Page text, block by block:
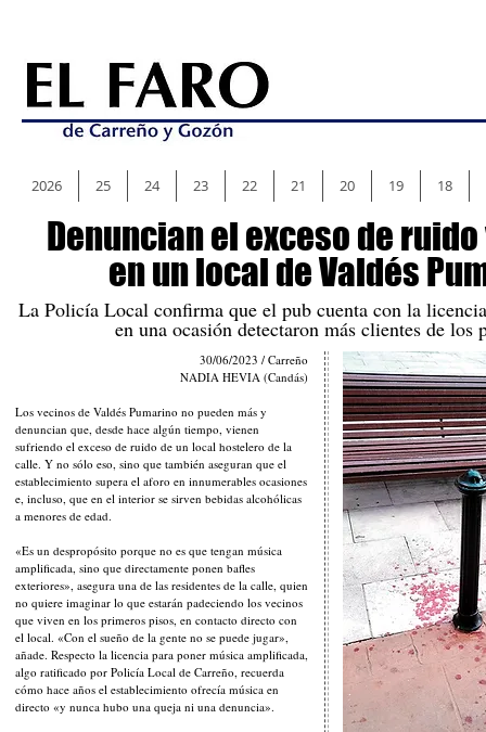
Denuncian el exceso de
en un local de Valdés
La Policía Local confirma que el pub cuenta con la
en una ocasión detectaron más clientes de los
30/06/2023 / Carreño
NADIA HEVIA (Candás)
Los vecinos de Valdés Pumarino no pueden más y
denuncian que, desde hace algún tiempo, vienen
sufriendo el exceso de ruido de un local hostelero de la
calle. Y no sólo eso, sino que también aseguran que el
establecimiento supera el aforo en innumerables ocasiones
e, incluso, que en el interior se sirven bebidas alcohólicas
a menores de edad.
«Es un despropósito porque no es que tengan música
amplificada, sino que directamente ponen bafles
exteriores», asegura una de las residentes de la calle, quien
no quiere imaginar lo que estarán padeciendo los vecinos
que viven en los primeros pisos, en contacto directo con
el local. «Con el sueño de la gente no se puede jugar»,
añade. Respecto la licencia para poner música amplificada,
algo ratificado por Policía Local de Carreño, recuerda
cómo hace años el establecimiento ofrecía música en
directo «y nunca hubo una queja ni una denuncia».
2026 25 24 23 22 21 20 19 18